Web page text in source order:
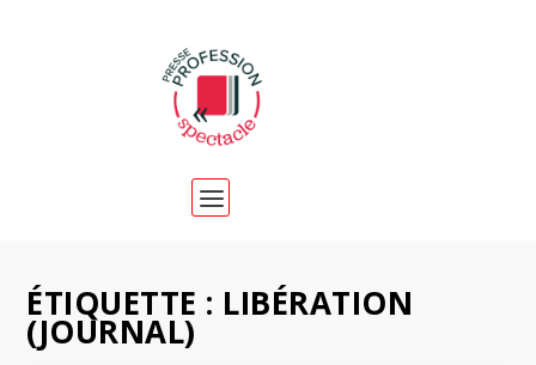
ÉTIQUETTE : LIBÉRATION
(JOURNAL)